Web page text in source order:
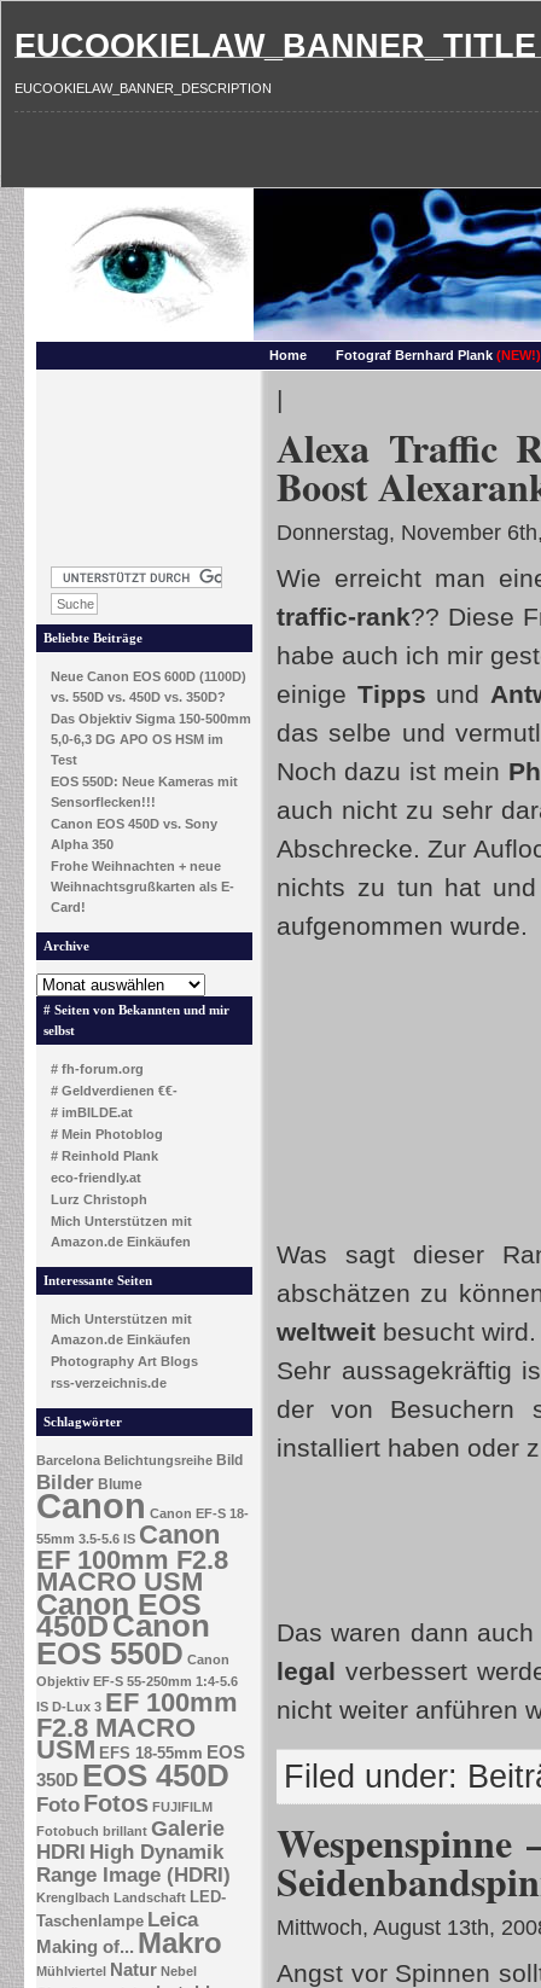
EUCOOKIELAW_BANNER_TITLE
EUCOOKIELAW_BANNER_DESCRIPTION
Home Fotograf Bernhard Plank (NEW!)
Beliebte Beiträge
Neue Canon EOS 600D (1100D)
vs. 550D vs. 450D vs. 350D?
Das Objektiv Sigma 150-500mm
5,0-6,3 DG APO OS HSM im
Test
EOS 550D: Neue Kameras mit
Sensorflecken!!!
Canon EOS 450D vs. Sony
Alpha 350
Frohe Weihnachten + neue
Weihnachtsgrußkarten als E-
Card!
Archive
# Seiten von Bekannten und mir
selbst
# fh-forum.org
# Geldverdienen €€-
# imBILDE.at
# Mein Photoblog
# Reinhold Plank
eco-friendly.at
Lurz Christoph
Mich Unterstützen mit
Amazon.de Einkäufen
Interessante Seiten
Mich Unterstützen mit
Amazon.de Einkäufen
Photography Art Blogs
rss-verzeichnis.de
Schlagwörter
Barcelona Belichtungsreihe Bild
Bilder Blume
Canon Canon EF-S 18-
55mm 3.5-5.6 IS Canon
EF 100mm F2.8
MACRO USM
Canon EOS
450DCanon
EOS 550D Canon
Objektiv EF-S 55-250mm 1:4-5.6
IS D-Lux 3 EF 100mm
F2.8 MACRO
USM EFS 18-55mm EOS
350D EOS 450D
Foto Fotos FUJIFILM
Fotobuch brillant Galerie
HDRI High Dynamik
Range Image (HDRI)
Krenglbach Landschaft LED-
Taschenlampe Leica
Making of... Makro
Mühlviertel Natur Nebel
|
Alexa Traffic
Boost
Donnerstag, November
Wie erreicht man
traffic-rank?? Diese
habe auch ich mir
einige Tipps und
das selbe und
Noch dazu ist mein
auch nicht zu sehr
Abschrecke. Zur
nichts zu tun hat
aufgenommen wurde.
Was sagt dieser
abschätzen zu
weltweit besucht wird.
Sehr aussagekräftig
der von Besuchern
installiert haben oder
Das waren dann
legal verbessert
nicht weiter anführen
Filed under:
Mittwoch, August 13th,
Angst vor Spinnen